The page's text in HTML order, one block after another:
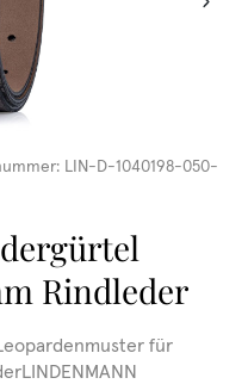
LIN-D-1040198-050-
Rindleder
für